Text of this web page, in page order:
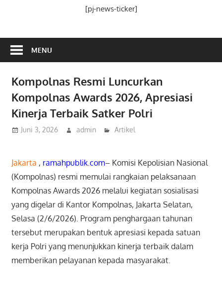
[pj-news-ticker]
MENU
Kompolnas Resmi Luncurkan
Kompolnas Awards 2026, Apresiasi
Kinerja Terbaik Satker Polri
Juni 3, 2026 admin Artikel
Jakarta , ramahpublik.com– Komisi Kepolisian Nasional
(Kompolnas) resmi memulai rangkaian pelaksanaan
Kompolnas Awards 2026 melalui kegiatan sosialisasi
yang digelar di Kantor Kompolnas, Jakarta Selatan,
Selasa (2/6/2026). Program penghargaan tahunan
tersebut merupakan bentuk apresiasi kepada satuan
kerja Polri yang menunjukkan kinerja terbaik dalam
memberikan pelayanan kepada masyarakat.